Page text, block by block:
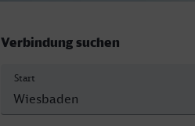
Verbindung suchen
Start